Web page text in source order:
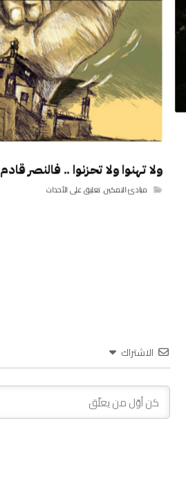
ولا تهنوا ولا تحزنوا .. فالنصر قادم
مبادئ التمكين,تعليق على الأحداث
الاشتراك